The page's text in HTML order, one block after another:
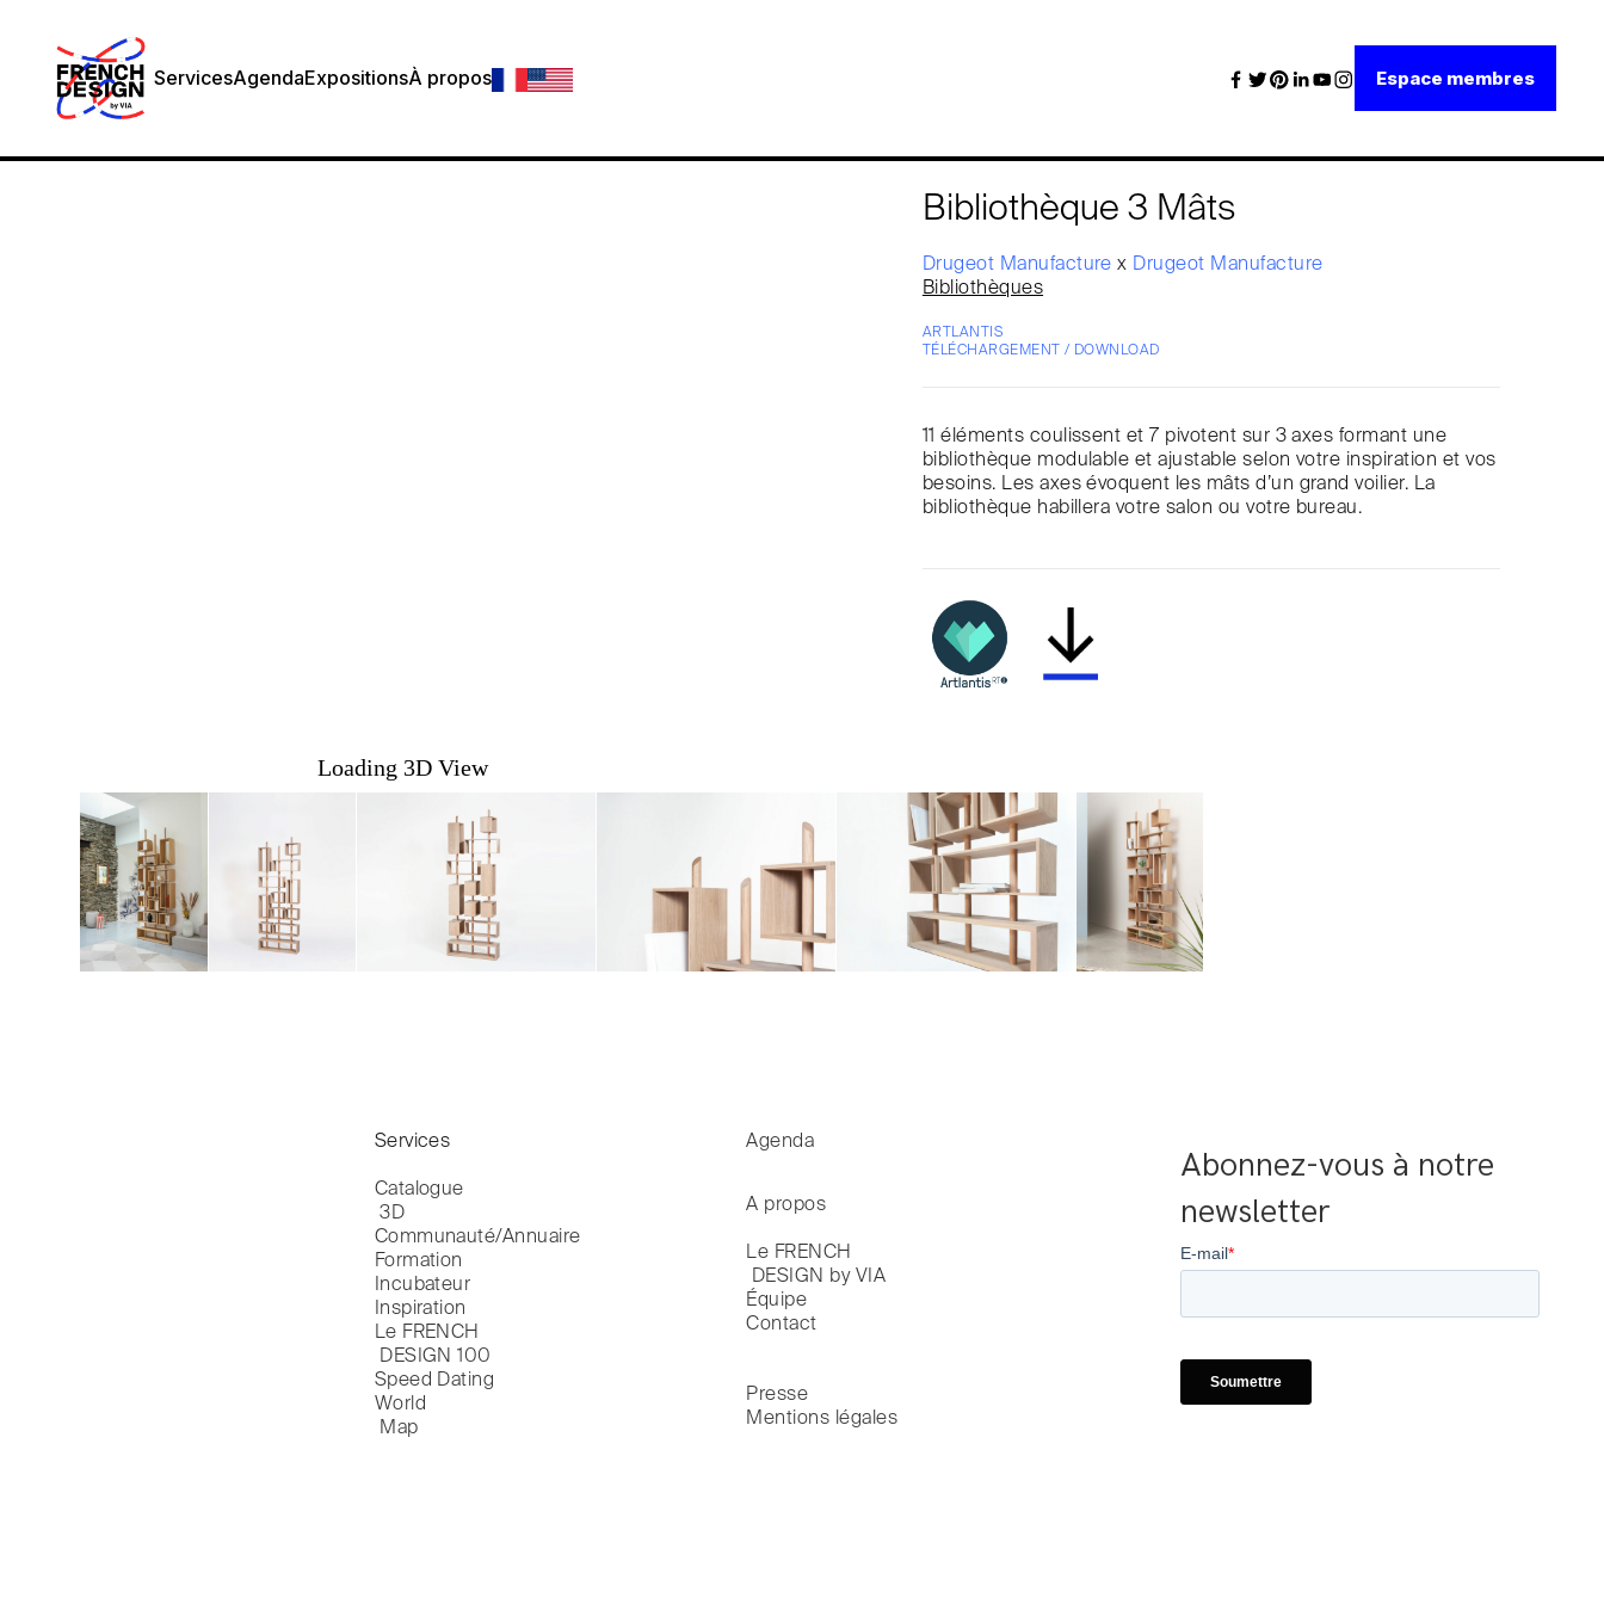
ServicesAgendaExpositionsÀ propos Espace membres
Bibliothèque 3 Mâts
Drugeot Manufacturex Drugeot Manufacture
Bibliothèques
ARTLANTIS
TÉLÉCHARGEMENT / DOWNLOAD
11 éléments coulissent et 7 pivotent sur 3 axes formant une
bibliothèque modulable et ajustable selon votre inspiration et vos
besoins. Les axes évoquent les mâts d’un grand voilier. La
bibliothèque habillera votre salon ou votre bureau.
Abonnez-vous à notre
newsletter
Services
Catalogue
3D
Communauté/Annuaire
Formation
Incubateur
Inspiration
Le FRENCH
DESIGN 100
Speed Dating
World
Map
Agenda
A propos
Le FRENCH
DESIGN by VIA
Équipe
Contact
Presse
Mentions légales